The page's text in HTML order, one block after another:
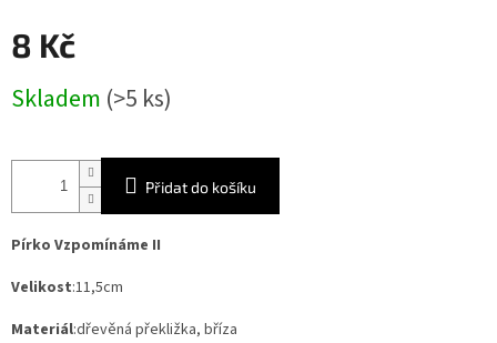
8 Kč
cena:
Skladem (>5 ks)
Přidat do košíku
Pírko Vzpomínáme II
Velikost:11,5cm
Materiál:dřevěná překližka, bříza